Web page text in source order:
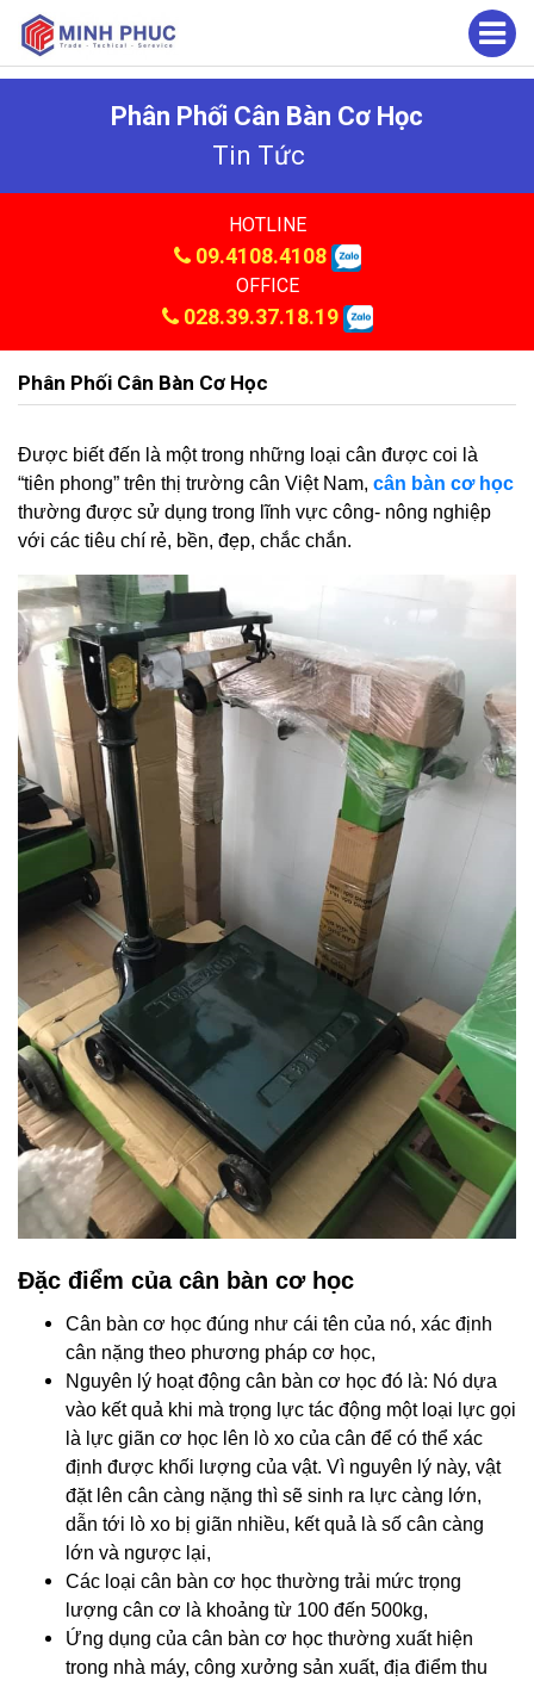
Phân Phối Cân Bàn Cơ Học
Tin Tức
HOTLINE
09.4108.4108
OFFICE
028.39.37.18.19
Phân Phối Cân Bàn Cơ Học
Được biết đến là một trong những loại cân được coi là
“tiên phong” trên thị trường cân Việt Nam, cân bàn cơ học
thường được sử dụng trong lĩnh vực công- nông nghiệp
với các tiêu chí rẻ, bền, đẹp, chắc chắn.
Đặc điểm của cân bàn cơ học
Cân bàn cơ học đúng như cái tên của nó, xác định
cân nặng theo phương pháp cơ học,
Nguyên lý hoạt động cân bàn cơ học đó là: Nó dựa
vào kết quả khi mà trọng lực tác động một loại lực gọi
là lực giãn cơ học lên lò xo của cân để có thể xác
định được khối lượng của vật. Vì nguyên lý này, vật
đặt lên cân càng nặng thì sẽ sinh ra lực càng lớn,
dẫn tới lò xo bị giãn nhiều, kết quả là số cân càng
lớn và ngược lại,
Các loại cân bàn cơ học thường trải mức trọng
lượng cân cơ là khoảng từ 100 đến 500kg,
Ứng dụng của cân bàn cơ học thường xuất hiện
trong nhà máy, công xưởng sản xuất, địa điểm thu